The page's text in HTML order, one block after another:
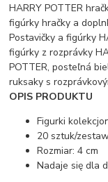
HARRY POTTER
figúrky hračky a
Postavičky a figúrky
figúrky z rozprávky
POTTER, posteľná
ruksaky s
OPIS PRODUKTU
Figurki
20 sztuk/
Rozmiar: 4 cm
Nadaje się dla